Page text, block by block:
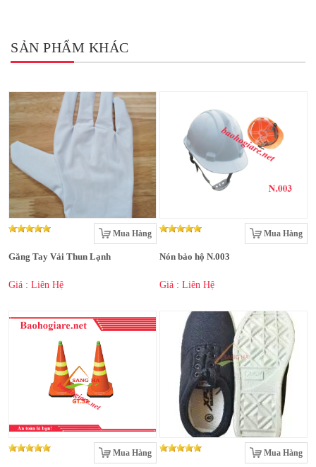
SẢN PHẨM KHÁC
Mua Hàng
Găng Tay Vải Thun Lạnh
Giá : Liên Hệ
Mua Hàng
Nón bảo hộ N.003
Giá : Liên Hệ
Mua Hàng Mua Hàng